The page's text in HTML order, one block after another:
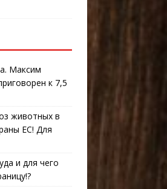
Максим
к 7,5
животных в
ЕС! Для
и для чего